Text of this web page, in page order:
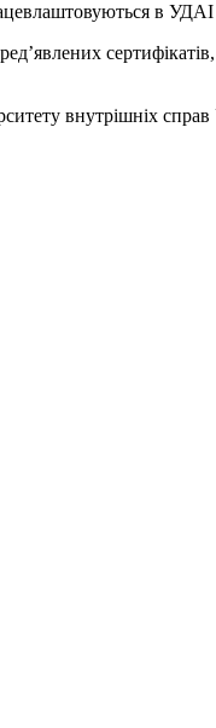
в
внутрішніх